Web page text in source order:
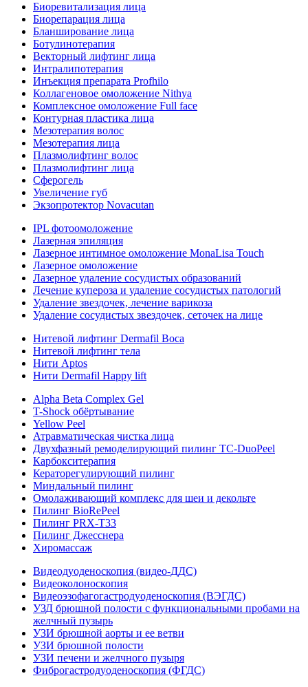
Биоревитализация лица
Биорепарация лица
Бланширование лица
Ботулинотерапия
Векторный лифтинг лица
Интралипотерапия
Инъекция препарата Profhilo
Коллагеновое омоложение Nithya
Комплексное омоложение Full face
Контурная пластика лица
Мезотерапия волос
Мезотерапия лица
Плазмолифтинг волос
Плазмолифтинг лица
Сферогель
Увеличение губ
Экзопротектор Novacutan
IPL фотоомоложение
Лазерная эпиляция
Лазерное интимное омоложение MonaLisa Touch
Лазерное омоложение
Лазерное удаление сосудистых образований
Лечение купероза и удаление сосудистых патологий
Удаление звездочек, лечение варикоза
Удаление сосудистых звездочек, сеточек на лице
Нитевой лифтинг Dermafil Boca
Нитевой лифтинг тела
Нити Aptos
Нити Dermafil Happy lift
Alpha Beta Complex Gel
T-Shock обёртывание
Yellow Peel
Атравматическая чистка лица
Двухфазный ремоделирующий пилинг TC-DuoPeel
Карбокситерапия
Кераторегулирующий пилинг
Миндальный пилинг
Омолаживающий комплекс для шеи и декольте
Пилинг BioRePeel
Пилинг PRX-T33
Пилинг Джесснера
Хиромассаж
Видеодуоденоскопия (видео-ДДС)
Видеоколоноскопия
Видеоэзофагогастродуоденоскопия (ВЭГДС)
УЗД брюшной полости с функциональными пробами на
желчный пузырь
УЗИ брюшной аорты и ее ветви
УЗИ брюшной полости
УЗИ печени и желчного пузыря
Фиброгастродуоденоскопия (ФГДС)